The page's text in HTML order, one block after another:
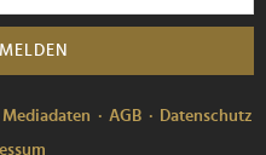
Mediadaten AGB
Datenschutz